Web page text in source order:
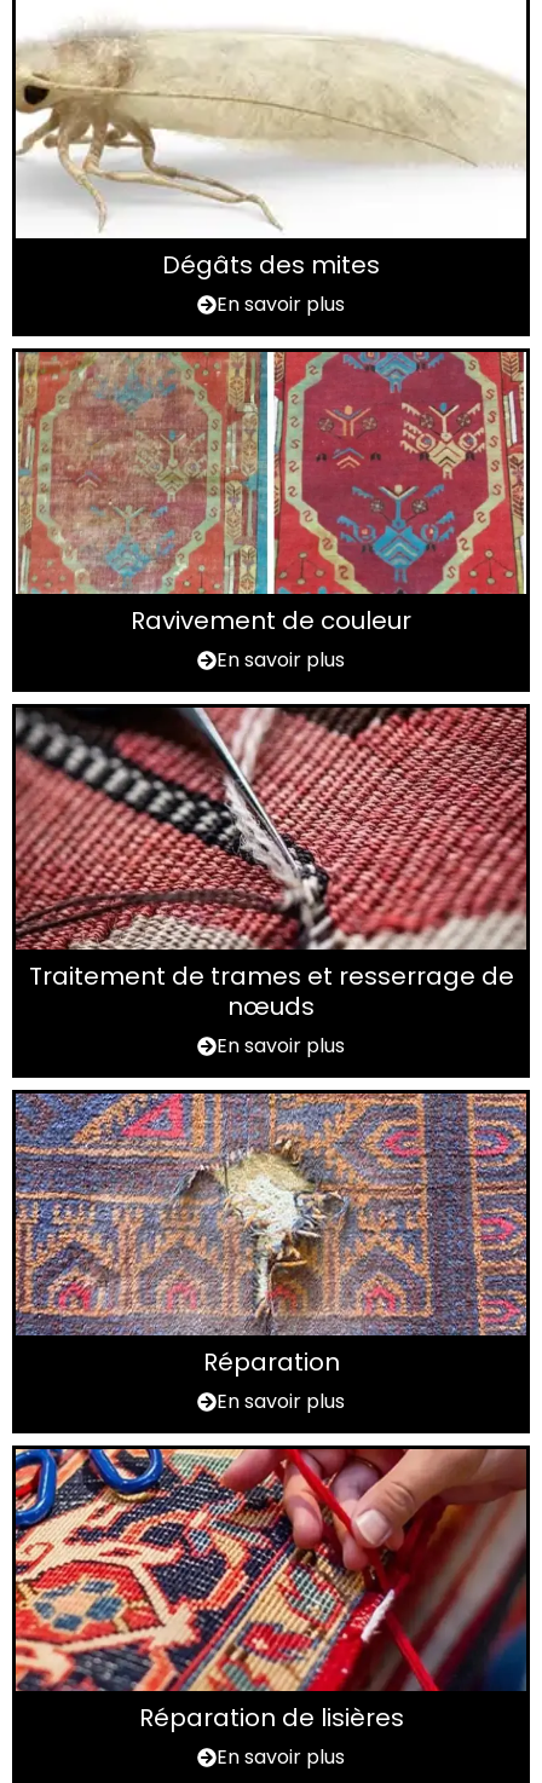
Dégâts des mites
En savoir plus
Ravivement de couleur
En savoir plus
Traitement de trames et resserrage de
nœuds
En savoir plus
Réparation
En savoir plus
Réparation de lisières
En savoir plus